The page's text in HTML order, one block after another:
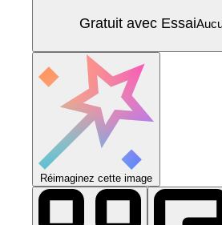
Gratuit avec Essai
Réimaginez cette image